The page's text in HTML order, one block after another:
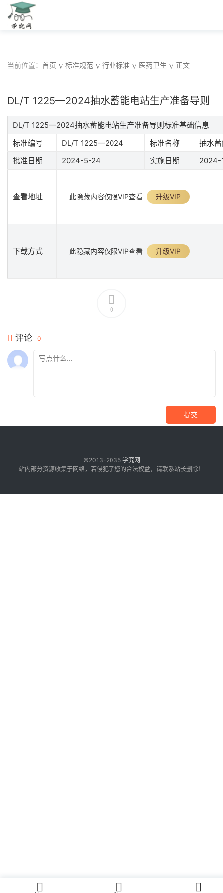
当前位置： 首页 标准规范 行业标准 医药卫生 正文
DL/T 1225—2024抽水蓄能电站生产准备导则
DL/T 1225—2024抽水蓄能电站生产准备导则标准基础信息
标准编号
DL/T 1225—2024 标准名称
抽水
批准日期
2024-5-24 实施日期 2024-
查看地址 此隐藏内容仅限VIP查看 升级VIP
下载方式 此隐藏内容仅限VIP查看 升级VIP
0
评论 0
提交
©2013-2035 学究网
站内部分资源收集于网络，若侵犯了您的合法权益，请联系站长删除！